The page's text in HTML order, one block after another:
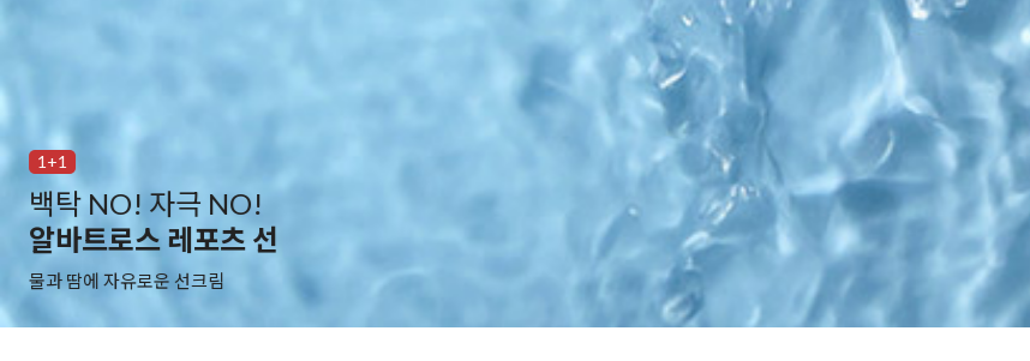
1+1
백탁 NO! 자극 NO!
알바트로스 레포츠 선
물과 땀에 자유로운 선크림